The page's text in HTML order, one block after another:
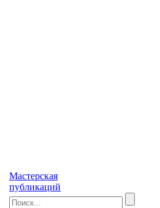
Мастерская
публикаций